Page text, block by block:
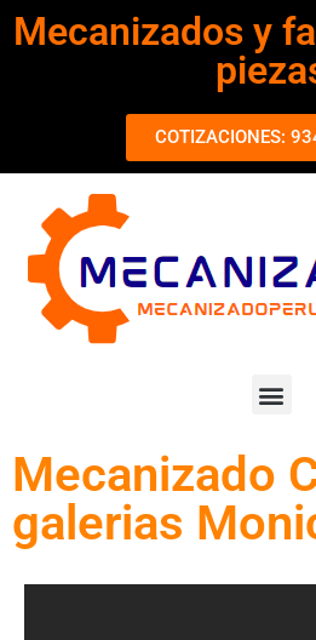
Mecanizados y
COTIZACIONES:
Mecanizado
galerias